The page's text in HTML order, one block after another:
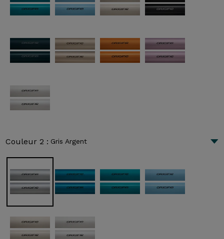
Couleur 2 : Gris Argent